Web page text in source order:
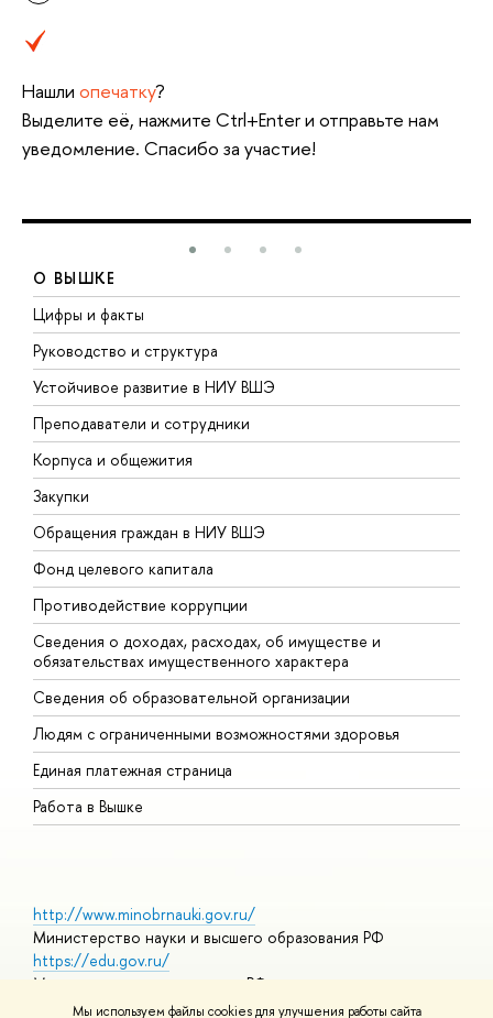
Мы используем файлы cookies для улучшения работы сайта
Нашли опечатку?
Выделите её, нажмите Ctrl+Enter и отправьте нам
уведомление. Спасибо за участие!
О ВЫШКЕ
Цифры и факты
Руководство и структура
Устойчивое развитие в НИУ ВШЭ
Преподаватели и сотрудники
Корпуса и общежития
Закупки
Обращения граждан в НИУ ВШЭ
Фонд целевого капитала
Противодействие коррупции
Сведения о доходах, расходах, об имуществе и
обязательствах имущественного характера
Сведения об образовательной организации
Людям с ограниченными возможностями здоровья
Единая платежная страница
Работа в Вышке
http://www.minobrnauki.gov.ru/
Министерство науки и высшего образования РФ
https://edu.gov.ru/
Министерство просвещения РФ
https://elearning.hse.ru/mooc